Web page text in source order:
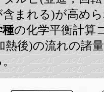
まれる)が高め
種の化学平衡計算
熱後)の流れの諸
。